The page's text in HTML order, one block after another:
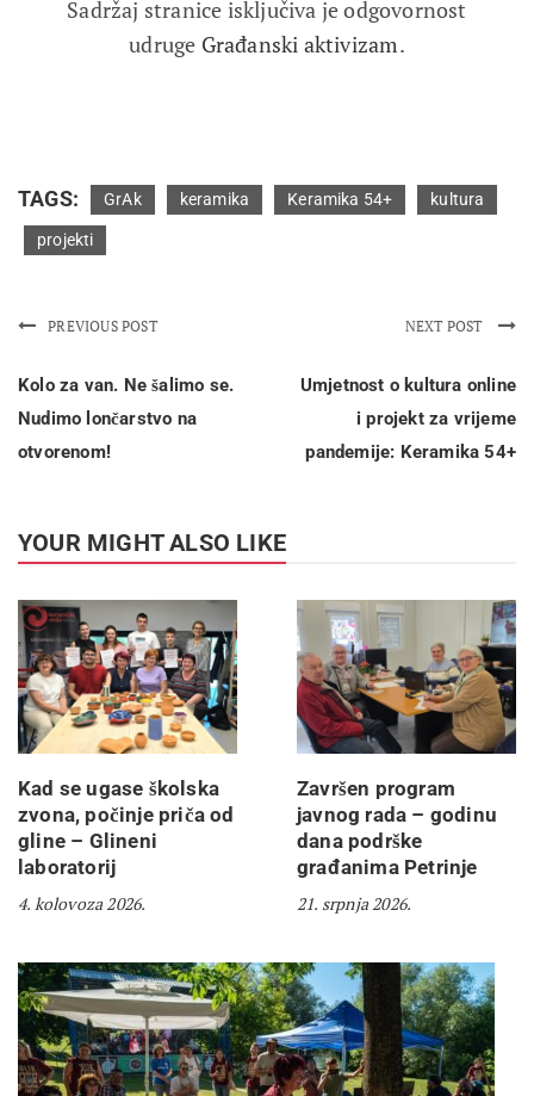
Sadržaj stranice isključiva je odgovornost
udruge Građanski aktivizam.
TAGS: GrAk keramika Keramika 54+ kultura
projekti
PREVIOUS POST
Kolo za van. Ne šalimo se.
Nudimo lončarstvo na
otvorenom!
NEXT POST
Umjetnost o kultura online
i projekt za vrijeme
pandemije: Keramika 54+
YOUR MIGHT ALSO LIKE
Kad se ugase školska
zvona, počinje priča od
gline – Glineni
laboratorij
4. kolovoza 2026.
Završen program
javnog rada – godinu
dana podrške
građanima Petrinje
21. srpnja 2026.